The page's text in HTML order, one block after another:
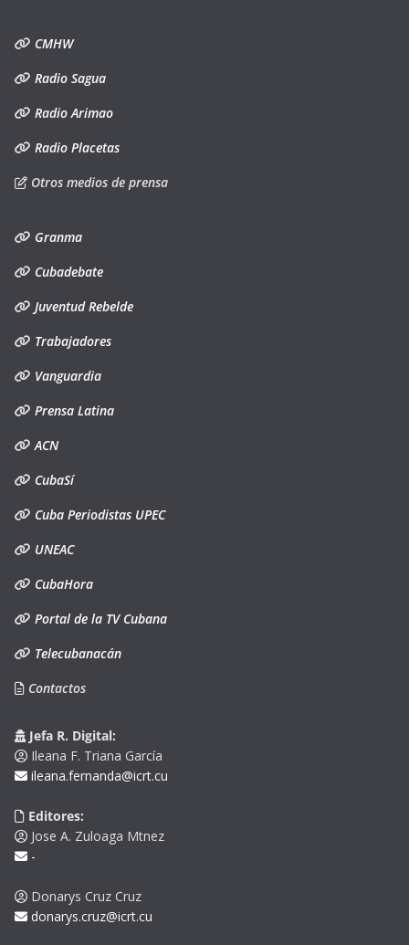
CMHW
Radio Sagua
Radio Arimao
Radio Placetas
Otros medios de prensa
Granma
Cubadebate
Juventud Rebelde
Trabajadores
Vanguardia
Prensa Latina
ACN
CubaSí
Cuba Periodistas UPEC
UNEAC
CubaHora
Portal de la TV Cubana
Telecubanacán
Contactos
Jefa R. Digital:
Ileana F. Triana García
ileana.fernanda@icrt.cu
Editores:
Jose A. Zuloaga Mtnez
-
Donarys Cruz Cruz
donarys.cruz@icrt.cu